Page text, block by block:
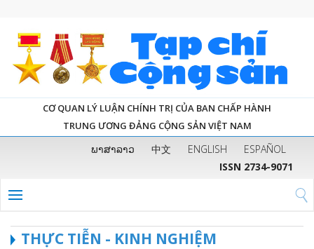
CƠ QUAN LÝ LUẬN CHÍNH TRỊ CỦA BAN CHẤP HÀNH
TRUNG ƯƠNG ĐẢNG CỘNG SẢN VIỆT NAM
ພາສາລາວ 中文 ENGLISH
ESPAÑOL
ISSN 2734-9071
THỰC TIỄN - KINH NGHIỆM